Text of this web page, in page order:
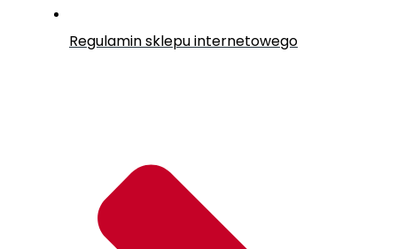
Regulamin sklepu internetowego